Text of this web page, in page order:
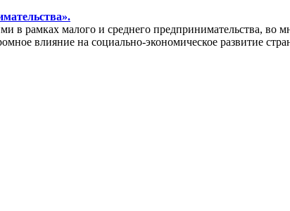
рамках малого и среднего предпринимательства, во
влияние на социально-экономическое развитие